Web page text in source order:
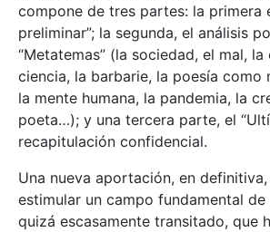
compone de tres partes: la primera
preliminar”; la segunda, el análisis
“Metatemas” (la sociedad, el mal, la
ciencia, la barbarie, la poesía como
la mente humana, la pandemia, la
poeta…); y una tercera parte, el
recapitulación confidencial.
Una nueva aportación, en
estimular un campo fundamental
quizá escasamente transitado, que